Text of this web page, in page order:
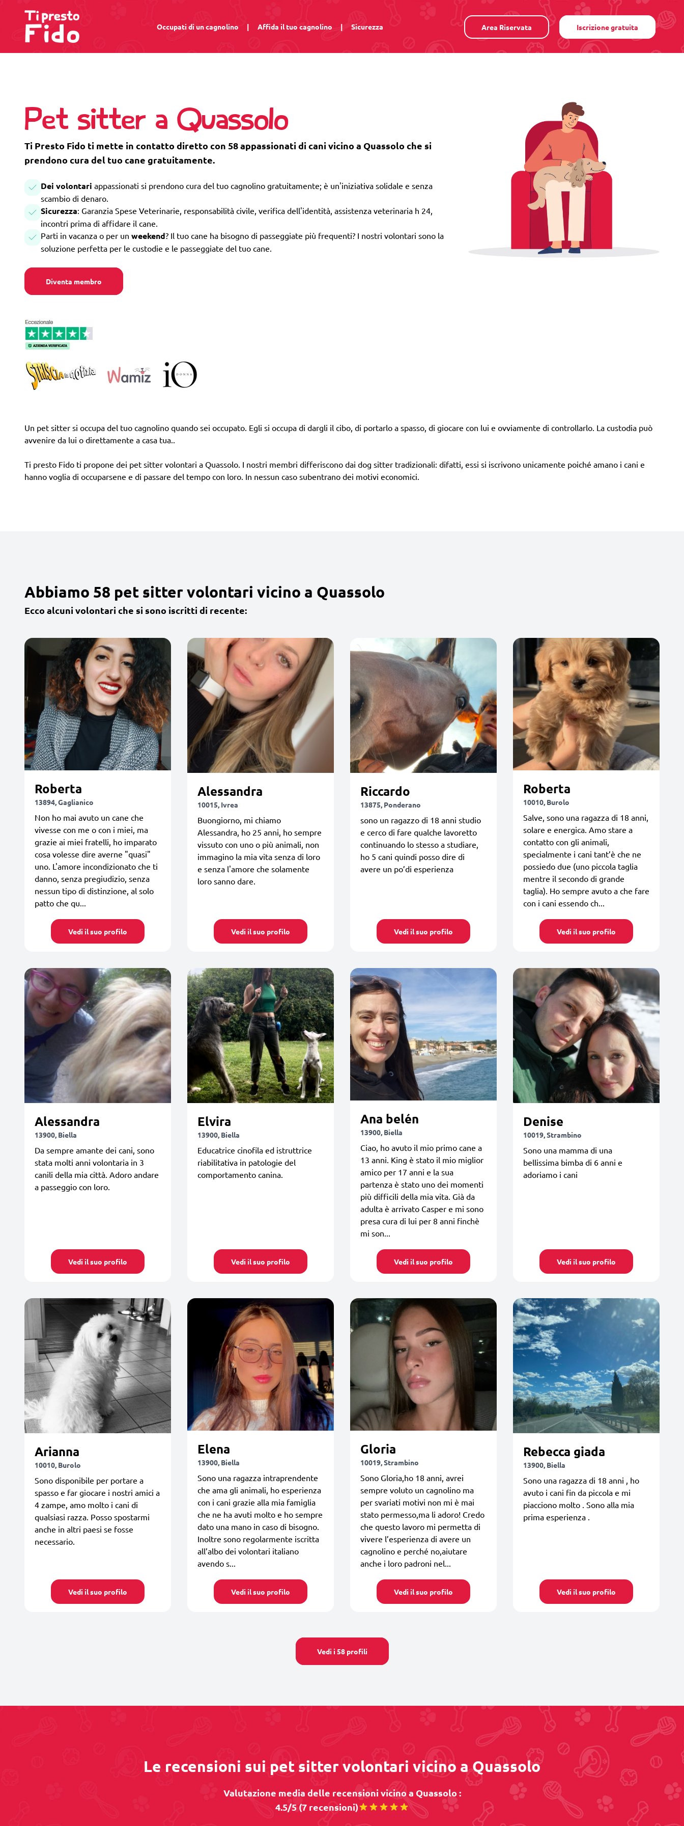
Occupati di un cagnolino | Affida il tuo cagnolino | Sicurezza Area Riservata Iscrizione gratuita
Pet sitter a Quassolo
Ti Presto Fido ti mette in contatto diretto con 58 appassionati di cani vicino a Quassolo che si
prendono cura del tuo cane gratuitamente.
Dei volontari appassionati si prendono cura del tuo cagnolino gratuitamente; è un'iniziativa solidale e senza
scambio di denaro.
Sicurezza: Garanzia Spese Veterinarie, responsabilità civile, verifica dell'identità, assistenza veterinaria h 24,
incontri prima di affidare il cane.
Parti in vacanza o per un weekend? Il tuo cane ha bisogno di passeggiate più frequenti? I nostri volontari sono la
soluzione perfetta per le custodie e le passeggiate del tuo cane.
Diventa membro
Un pet sitter si occupa del tuo cagnolino quando sei occupato. Egli si occupa di dargli il cibo, di portarlo a spasso, di giocare con lui e ovviamente di controllarlo. La custodia può
avvenire da lui o direttamente a casa tua..
Ti presto Fido ti propone dei pet sitter volontari a Quassolo. I nostri membri differiscono dai dog sitter tradizionali: difatti, essi si iscrivono unicamente poiché amano i cani e
hanno voglia di occuparsene e di passare del tempo con loro. In nessun caso subentrano dei motivi economici.
Abbiamo 58 pet sitter volontari vicino a Quassolo
Ecco alcuni volontari che si sono iscritti di recente:
Roberta
13894, Gaglianico
Non ho mai avuto un cane che
vivesse con me o con i miei, ma
grazie ai miei fratelli, ho imparato
cosa volesse dire averne "quasi"
uno. L'amore incondizionato che ti
danno, senza pregiudizio, senza
nessun tipo di distinzione, al solo
patto che qu...
Vedi il suo profilo
Alessandra
10015, Ivrea
Buongiorno, mi chiamo
Alessandra, ho 25 anni, ho sempre
vissuto con uno o più animali, non
immagino la mia vita senza di loro
e senza l'amore che solamente
loro sanno dare.
Vedi il suo profilo
Riccardo
13875, Ponderano
sono un ragazzo di 18 anni studio
e cerco di fare qualche lavoretto
continuando lo stesso a studiare,
ho 5 cani quindi posso dire di
avere un po’di esperienza
Vedi il suo profilo
Roberta
10010, Burolo
Salve, sono una ragazza di 18 anni,
solare e energica. Amo stare a
contatto con gli animali,
specialmente i cani tant’è che ne
possiedo due (uno piccola taglia
mentre il secondo di grande
taglia). Ho sempre avuto a che fare
con i cani essendo ch...
Vedi il suo profilo
Alessandra
13900, Biella
Da sempre amante dei cani, sono
stata molti anni volontaria in 3
canili della mia città. Adoro andare
a passeggio con loro.
Vedi il suo profilo
Elvira
13900, Biella
Educatrice cinofila ed istruttrice
riabilitativa in patologie del
comportamento canina.
Vedi il suo profilo
Ana belén
13900, Biella
Ciao, ho avuto il mio primo cane a
13 anni. King è stato il mio miglior
amico per 17 anni e la sua
partenza è stato uno dei momenti
più difficili della mia vita. Già da
adulta è arrivato Casper e mi sono
presa cura di lui per 8 anni finchè
mi son...
Vedi il suo profilo
Denise
10019, Strambino
Sono una mamma di una
bellissima bimba di 6 anni e
adoriamo i cani
Vedi il suo profilo
Arianna
10010, Burolo
Sono disponibile per portare a
spasso e far giocare i nostri amici a
4 zampe, amo molto i cani di
qualsiasi razza. Posso spostarmi
anche in altri paesi se fosse
necessario.
Vedi il suo profilo
Elena
13900, Biella
Sono una ragazza intraprendente
che ama gli animali, ho esperienza
con i cani grazie alla mia famiglia
che ne ha avuti molto e ho sempre
dato una mano in caso di bisogno.
Inoltre sono regolarmente iscritta
all’albo dei volontari italiano
avendo s...
Vedi il suo profilo
Gloria
10019, Strambino
Sono Gloria,ho 18 anni, avrei
sempre voluto un cagnolino ma
per svariati motivi non mi è mai
stato permesso,ma li adoro! Credo
che questo lavoro mi permetta di
vivere l’esperienza di avere un
cagnolino e perché no,aiutare
anche i loro padroni nel...
Vedi il suo profilo
Rebecca giada
13900, Biella
Sono una ragazza di 18 anni , ho
avuto i cani fin da piccola e mi
piacciono molto . Sono alla mia
prima esperienza .
Vedi il suo profilo
Vedi i 58 profili
Le recensioni sui pet sitter volontari vicino a Quassolo
Valutazione media delle recensioni vicino a Quassolo :
4.5/5 (7 recensioni)